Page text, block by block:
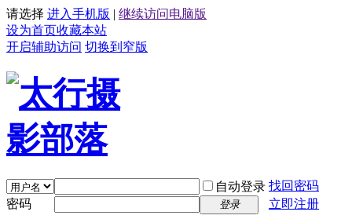
请选择 进入手机版 | 继续访问电脑版
设为首页收藏本站
开启辅助访问 切换到窄版
自动登录 找回密码
密码
登录 立即注册